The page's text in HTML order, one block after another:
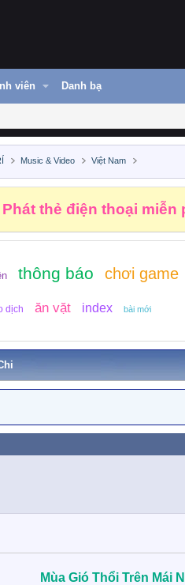
viên Danh bạ
Music & Video Việt Nam
Phát thẻ điện thoại miễn
thông báo chơi game
dịch ăn vặt index bài mới
Mùa Gió Thổi Trên Mái